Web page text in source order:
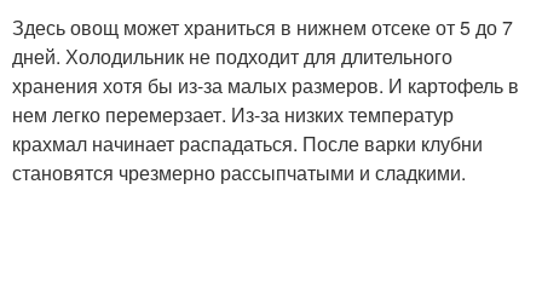
Здесь овощ может храниться в нижнем отсеке от 5 до 7
дней. Холодильник не подходит для длительного
хранения хотя бы из-за малых размеров. И картофель в
нем легко перемерзает. Из-за низких температур
крахмал начинает распадаться. После варки клубни
становятся чрезмерно рассыпчатыми и сладкими.